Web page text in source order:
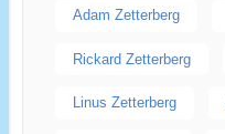
Adam Zetterberg
Rickard Zetterberg
Linus Zetterberg